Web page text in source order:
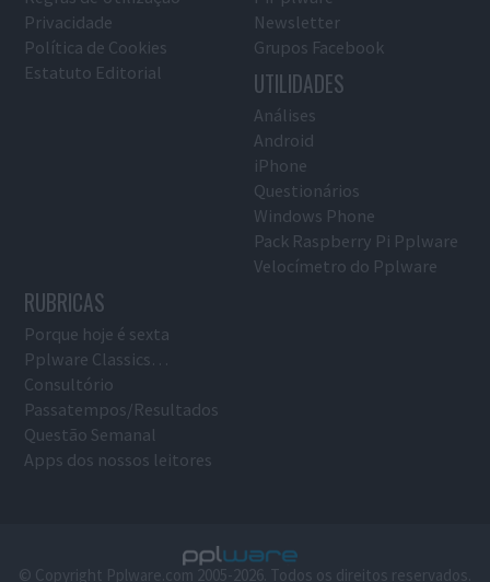
Privacidade
Política de Cookies
Estatuto Editorial
Newsletter
Grupos Facebook
UTILIDADES
Análises
Android
iPhone
Questionários
Windows Phone
Pack Raspberry Pi Pplware
Velocímetro do Pplware
RUBRICAS
Porque hoje é sexta
Pplware Classics…
Consultório
Passatempos/Resultados
Questão Semanal
Apps dos nossos leitores
© Copyright Pplware.com 2005-2026. Todos os direitos reservados.